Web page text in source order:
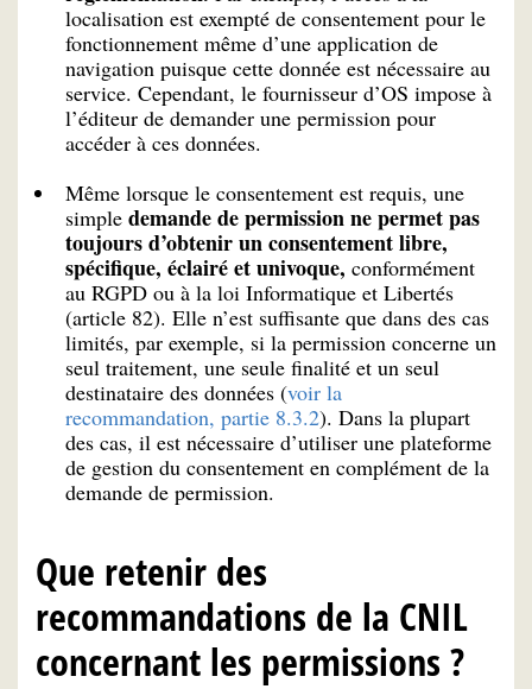
localisation est exempté de consentement pour le
fonctionnement même d’une application de
navigation puisque cette donnée est nécessaire au
service. Cependant, le fournisseur d’OS impose à
l’éditeur de demander une permission pour
accéder à ces données.
Même lorsque le consentement est requis, une
simple demande de permission ne permet pas
toujours d’obtenir un consentement libre,
spécifique, éclairé et univoque, conformément
au RGPD ou à la loi Informatique et Libertés
(article 82). Elle n’est suffisante que dans des cas
limités, par exemple, si la permission concerne un
seul traitement, une seule finalité et un seul
destinataire des données (voir la
recommandation, partie 8.3.2). Dans la plupart
des cas, il est nécessaire d’utiliser une plateforme
de gestion du consentement en complément de la
demande de permission.
Que retenir des
recommandations de la CNIL
concernant les permissions ?